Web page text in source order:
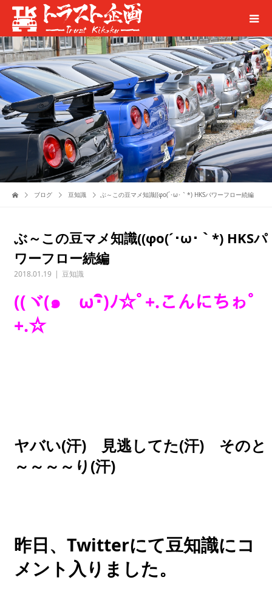
ブログ 豆知識 ぶ～この豆マメ知識((φo(´･ω･｀*) HKSパワーフロー続編
ぶ～この豆マメ知識((φo(´･ω･｀*) HKSパ
ワーフロー続編
2018.01.19 豆知識
((ヾ(๑ゝω･ิ)ﾉ☆ﾟ+.こんにちゎﾟ
+.☆
ヤバい(汗) 見逃してた(汗) そのと
～～～～り(汗)
昨日、Twitterにて豆知識にコ
メント入りました。